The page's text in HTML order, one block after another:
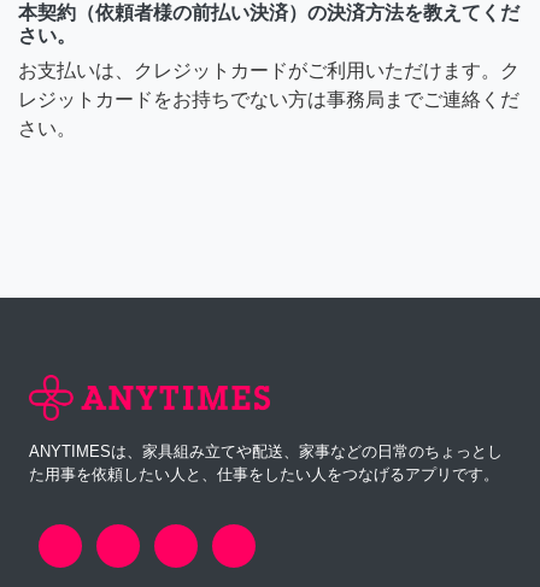
本契約（依頼者様の前払い決済）の決済方法を教えてくだ
さい。
お支払いは、クレジットカードがご利用いただけます。ク
レジットカードをお持ちでない方は事務局までご連絡くだ
さい。
ANYTIMESは、家具組み立てや配送、家事などの日常のちょっとし
た用事を依頼したい人と、仕事をしたい人をつなげるアプリです。